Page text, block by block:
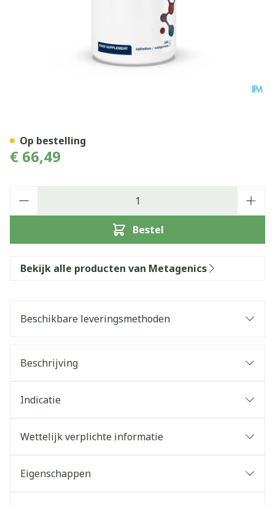
€ 66,49
Bestel
Op bestelling
Bekijk alle producten van Metagenics
Beschikbare leveringsmethoden
Beschrijving
Indicatie
Wettelijk verplichte informatie
Eigenschappen